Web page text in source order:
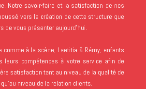
Notre savoir-faire et la satisfaction de nos
vers la création de cette structure que
de vous présenter aujourd’hui.
comme à la scène, Laetitia & Rémy, enfants
leurs compétences à votre service afin de
satisfaction tant au niveau de la qualité de
niveau de la relation clients.